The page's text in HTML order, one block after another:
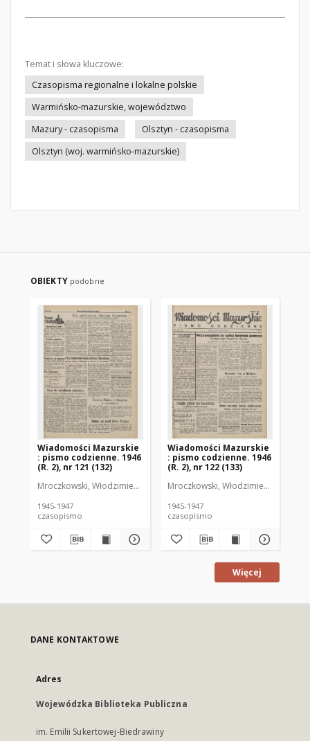
Temat i słowa kluczowe:
Czasopisma regionalne i lokalne polskie
Warmińsko-mazurskie, województwo
Mazury - czasopisma
Olsztyn - czasopisma
Olsztyn (woj. warmińsko-mazurskie)
OBIEKTY podobne
Wiadomości Mazurskie
: pismo codzienne. 1946
(R. 2), nr 121 (132)
Mroczkowski, Włodzimierz (1902-1971). Redaktor
1945-1947
czasopismo
Wiadomości Mazurskie
: pismo codzienne. 1946
(R. 2), nr 122 (133)
Mroczkowski, Włodzimierz (1902-
1945-1947
czasopismo
Więcej
DANE KONTAKTOWE
Adres
Wojewódzka Biblioteka Publiczna
im. Emilii Sukertowej-Biedrawiny